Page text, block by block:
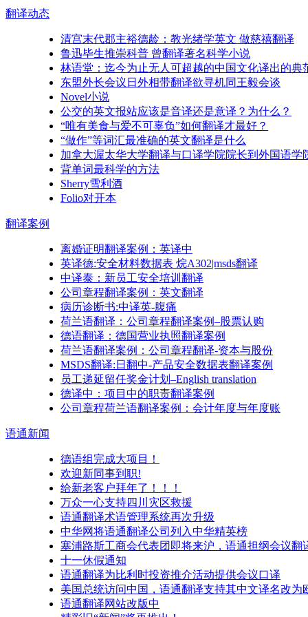
翻译动态
清宫末代郡主裕德龄：教光绪学英文 做慈禧翻译
鲁迅毕生推崇科普 曾翻译著名科学小说
林语堂：迄今为止无人可超越的中国文化译出的典
东盟外长会议日外相带翻译欲寻机同王毅会谈
Novel小说
公交的英文报站应该是音译还是意译？为什么？
“唯有美食与爱不可辜负”如何翻译才最好？
“做作”等词汇最准确的英文翻译是什么
加拿大渥太华大学翻译与口译学院院长到外国语学
背单词最科学的方法
Sherry雪利酒
Folio对开本
翻译案例
离婚证明翻译案例：英译中
英译德:安全材料数据表 烷A302|msds翻译
中译泰：新员工安全培训翻译
公司章程翻译案例：英文翻译
病历诊断书:中译英-腹痛
荷兰语翻译：公司章程翻译案例–股票认购
德语翻译：德国营业执照翻译案例
荷兰语翻译案例：公司章程翻译-资本与股份
MSDS翻译:日翻中-产品安全数据表翻译案例
员工递延留任奖金计划–English translation
德译中：项目中的职责翻译案例
公司章程荷兰语翻译案例：会计年度与年度账
语通新闻
德语组完成大项目！
欢迎新同事到职!
给新老客户拜年了！！！
万众一心支持四川灾区救援
语通翻译术语管理系统再次升级
中华网将语通翻译公司列入中华精英榜
塞浦路斯工商会代表团即将来沪，语通担纲会议翻
十一休假通知
语通翻译为比利时投资推介活动提供会议口译
美国总统访问中国，语通翻译支持其中文译名改为
语通翻译网站改版中